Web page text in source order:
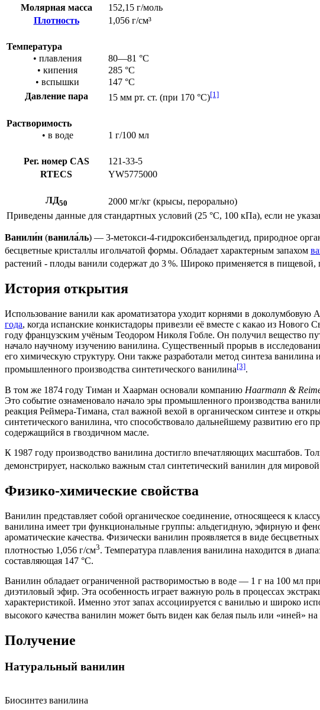
Молярная масса
152,15 г/моль
Плотность
1,056 г/см³
Температура
• плавления
80—81 °C
• кипения
285 °C
• вспышки
147 °C
Давление пара
15 мм рт. ст. (при 170 °C)[1]
Растворимость
• в воде
1 г/100 мл
Рег. номер CAS
121-33-5
RTECS
YW5775000
ЛД50
2000 мг/кг (крысы, перорально)
Приведены данные для стандартных условий (25 °C, 100 кПа), если не
Ванили́н (ванила́ль) — 3-метокси-4-гидроксибензальдегид, природное
бесцветные кристаллы игольчатой формы. Обладает характерным запахом
растений - плоды ванили содержат до 3 %. Широко применяется в
История открытия
Использование ванили как ароматизатора уходит корнями в доколумбовую
года, когда испанские конкистадоры привезли её вместе с какао из
году французским учёным Теодором Николя Гобле. Он получил вещество
начало научному изучению ванилина. Существенный прорыв в
его химическую структуру. Они также разработали метод синтеза
промышленного производства синтетического ванилина[3].
В том же 1874 году Тиман и Хаарман основали компанию Haarmann &
Это событие ознаменовало начало эры промышленного производства
реакция Реймера-Тимана, стал важной вехой в органическом синтезе и
синтетического ванилина, что способствовало дальнейшему развитию его
содержащийся в гвоздичном масле.
К 1987 году производство ванилина достигло впечатляющих масштабов.
демонстрирует, насколько важным стал синтетический ванилин для
Физико-химические свойства
Ванилин представляет собой органическое соединение, относящееся к
ванилина имеет три функциональные группы: альдегидную, эфирную и
ароматические качества. Физически ванилин проявляется в виде
плотностью 1,056 г/см3. Температура плавления ванилина находится в
составляющая 147 °C.
Ванилин обладает ограниченной растворимостью в воде — 1 г на 100 мл
диэтиловый эфир. Эта особенность играет важную роль в процессах
характеристикой. Именно этот запах ассоциируется с ванилью и широко
высокого качества ванилин может быть виден как белая пыль или «иней» на
Получение
Натуральный ванилин
Биосинтез ванилина